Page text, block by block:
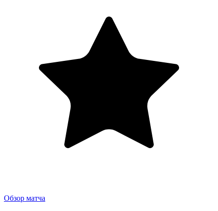
Обзор матча